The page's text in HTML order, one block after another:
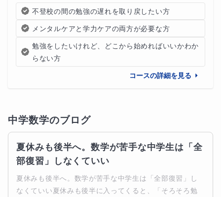
不登校の間の勉強の遅れを取り戻したい方
メンタルケアと学力ケアの両方が必要な方
勉強をしたいけれど、どこから始めればいいかわか
らない方
コースの詳細を見る
中学数学のブログ
夏休みも後半へ。数学が苦手な中学生は「全
部復習」しなくていい
夏休みも後半へ。数学が苦手な中学生は「全部復習」し
なくていい夏休みも後半に入ってくると、「そろそろ勉